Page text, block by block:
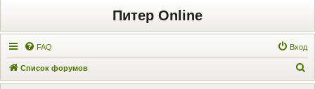
Питер Online
FAQ Вход
Список форумов
о